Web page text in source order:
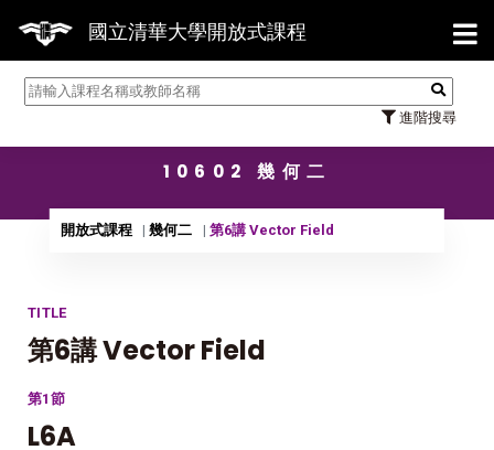
國立清華大學開放式課程
進階搜尋
【
10602 幾何二
開放式課程 幾何二 第6講 Vector Field
TITLE
第6講 Vector Field
第1節
L6A